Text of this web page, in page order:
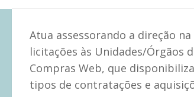
Atua assessorando a direção
licitações às Unidades/Órgãos
Compras Web, que
tipos de contratações e